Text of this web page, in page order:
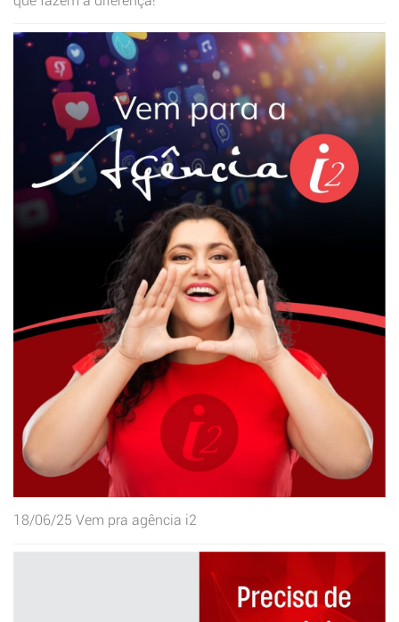
18/06/25 Vem pra agência i2